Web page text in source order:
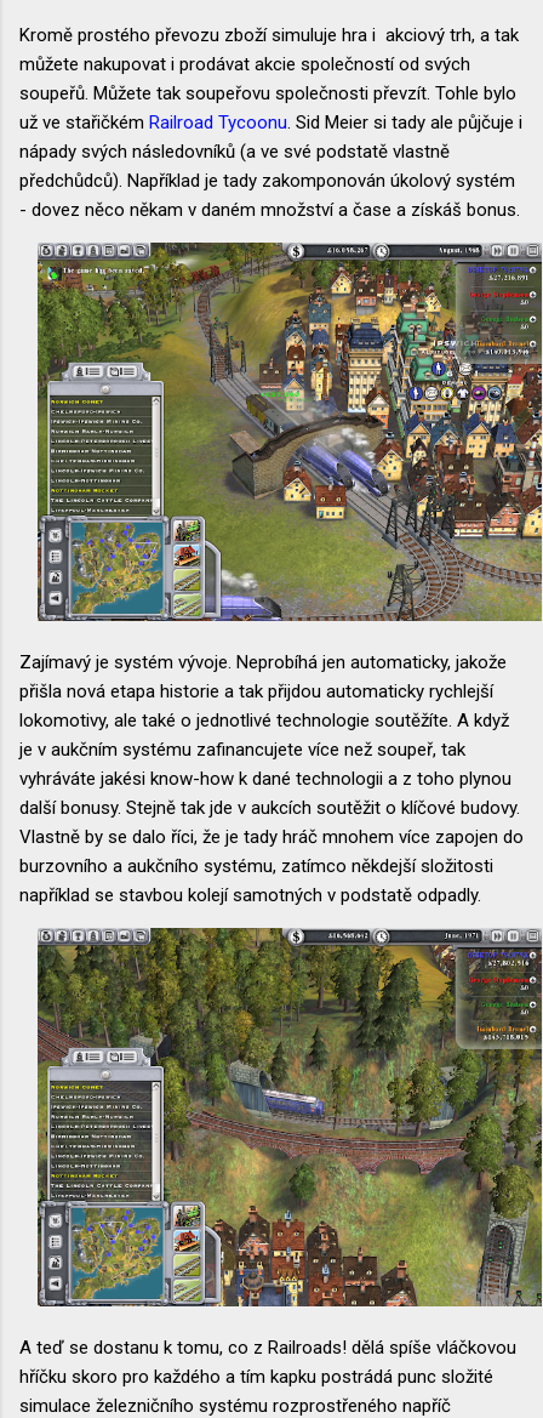
Kromě prostého převozu zboží simuluje hra i akciový trh, a tak
můžete nakupovat i prodávat akcie společností od svých
soupeřů. Můžete tak soupeřovu společnosti převzít. Tohle bylo
už ve stařičkém Railroad Tycoonu . Sid Meier si tady ale půjčuje i
nápady svých následovníků (a ve své podstatě vlastně
předchůdců). Například je tady zakomponován úkolový systém
- dovez něco někam v daném množství a čase a získáš bonus.
Zajímavý je systém vývoje. Neprobíhá jen automaticky, jakože
přišla nová etapa historie a tak přijdou automaticky rychlejší
lokomotivy, ale také o jednotlivé technologie soutěžíte. A když
je v aukčním systému zafinancujete více než soupeř, tak
vyhráváte jakési know-how k dané technologii a z toho plynou
další bonusy. Stejně tak jde v aukcích soutěžit o klíčové budovy.
Vlastně by se dalo říci, že je tady hráč mnohem více zapojen do
burzovního a aukčního systému, zatímco někdejší složitosti
například se stavbou kolejí samotných v podstatě odpadly.
A teď se dostanu k tomu, co z Railroads! dělá spíše vláčkovou
hříčku skoro pro každého a tím kapku postrádá punc složité
simulace železničního systému rozprostřeného napříč